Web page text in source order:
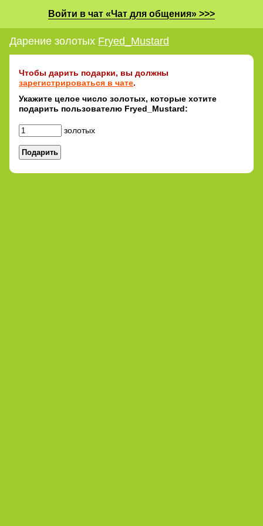
Войти в чат «Чат для общения» >>>
Дарение золотых Fryed_Mustard
Чтобы дарить подарки, вы должны
зарегистрироваться в чате.
Укажите целое число золотых, которые хотите
подарить пользователю Fryed_Mustard:
золотых